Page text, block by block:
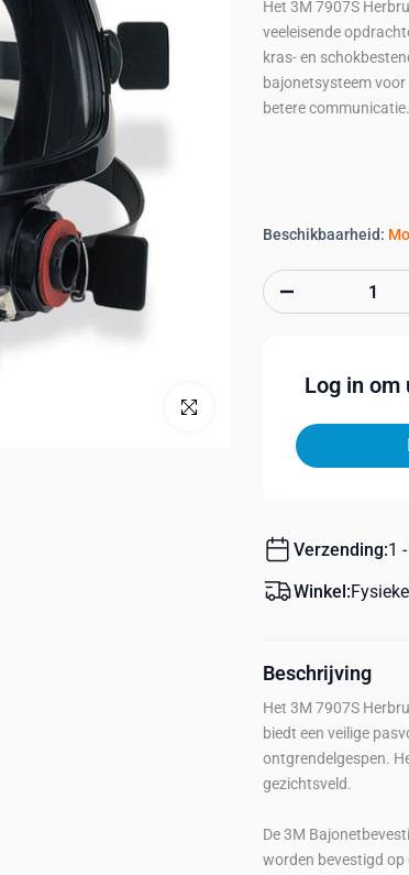
Klik om te vergroten
Het 3M 7907S
veeleisende
kras- en
bajonetsysteem
betere communicatie.
Beschikbaarheid:
Log in om
Verzending:1
Winkel:
Beschrijving
Het 3M 7907S
biedt een veilige
ontgrendelgespen.
gezichtsveld.
De 3M
worden bevestigd op